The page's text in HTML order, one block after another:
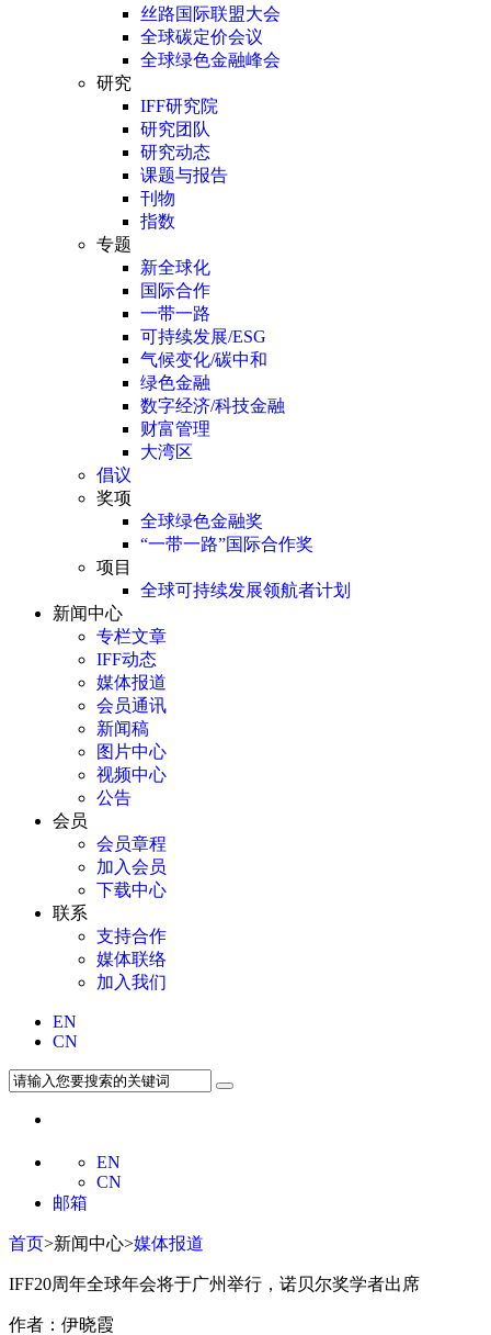
丝路国际联盟大会
全球碳定价会议
全球绿色金融峰会
研究
IFF研究院
研究团队
研究动态
课题与报告
刊物
指数
专题
新全球化
国际合作
一带一路
可持续发展/ESG
气候变化/碳中和
绿色金融
数字经济/科技金融
财富管理
大湾区
倡议
奖项
全球绿色金融奖
“一带一路”国际合作奖
项目
全球可持续发展领航者计划
新闻中心
专栏文章
IFF动态
媒体报道
会员通讯
新闻稿
图片中心
视频中心
公告
会员
会员章程
加入会员
下载中心
联系
支持合作
媒体联络
加入我们
EN
CN
EN
CN
邮箱
首页>新闻中心>媒体报道
IFF20周年全球年会将于​广州举行，诺贝尔奖学者出席
作者：伊晓霞